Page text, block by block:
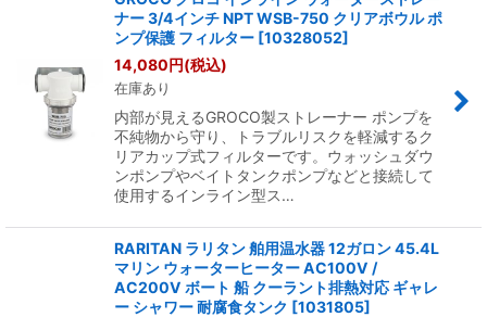
ナー 3/4インチ NPT WSB-750 クリアボウル ポ
ンプ保護 フィルター [10328052]
14,080円(税込)
在庫あり
内部が見えるGROCO製ストレーナー ポンプを
不純物から守り、トラブルリスクを軽減するク
リアカップ式フィルターです。ウォッシュダウ
ンポンプやベイトタンクポンプなどと接続して
使用するインライン型ス…
RARITAN ラリタン 舶用温水器 12ガロン 45.4L
マリン ウォーターヒーター AC100V /
AC200V ボート 船 クーラント排熱対応 ギャレ
ー シャワー 耐腐食タンク [1031805]